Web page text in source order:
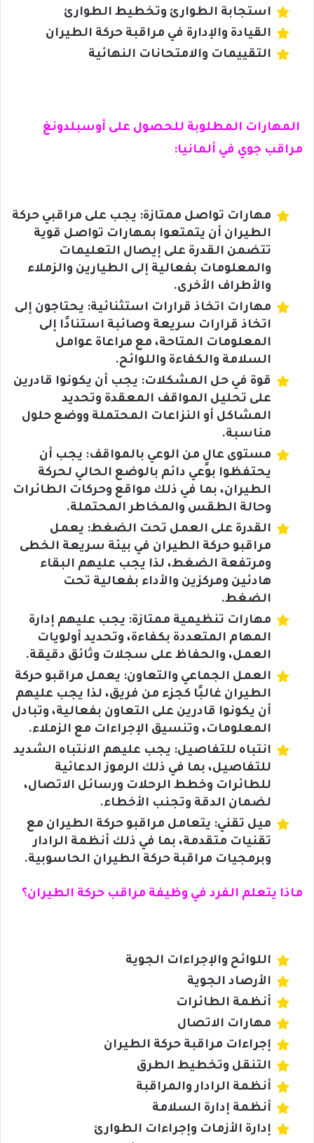
استجابة الطوارئ وتخطيط الطوارئ
القيادة والإدارة في مراقبة حركة الطيران
التقييمات والامتحانات النهائية
المهارات المطلوبة للحصول على أوسبلدونغ
مراقب جوي في ألمانيا:
مهارات تواصل ممتازة: يجب على مراقبي حركة
الطيران أن يتمتعوا بمهارات تواصل قوية
تتضمن القدرة على إيصال التعليمات
والمعلومات بفعالية إلى الطيارين والزملاء
والأطراف الأخرى.
مهارات اتخاذ قرارات استثنائية: يحتاجون إلى
اتخاذ قرارات سريعة وصائبة استنادًا إلى
المعلومات المتاحة، مع مراعاة عوامل
السلامة والكفاءة واللوائح.
قوة في حل المشكلات: يجب أن يكونوا قادرين
على تحليل المواقف المعقدة وتحديد
المشاكل أو النزاعات المحتملة ووضع حلول
مناسبة.
مستوى عالٍ من الوعي بالمواقف: يجب أن
يحتفظوا بوعي دائم بالوضع الحالي لحركة
الطيران، بما في ذلك مواقع وحركات الطائرات
وحالة الطقس والمخاطر المحتملة.
القدرة على العمل تحت الضغط: يعمل
مراقبو حركة الطيران في بيئة سريعة الخطى
ومرتفعة الضغط، لذا يجب عليهم البقاء
هادئين ومركزين والأداء بفعالية تحت
الضغط.
مهارات تنظيمية ممتازة: يجب عليهم إدارة
المهام المتعددة بكفاءة، وتحديد أولويات
العمل، والحفاظ على سجلات وثائق دقيقة.
العمل الجماعي والتعاون: يعمل مراقبو حركة
الطيران غالبًا كجزء من فريق، لذا يجب عليهم
أن يكونوا قادرين على التعاون بفعالية، وتبادل
المعلومات، وتنسيق الإجراءات مع الزملاء.
انتباه للتفاصيل: يجب عليهم الانتباه الشديد
للتفاصيل، بما في ذلك الرموز الدعائية
للطائرات وخطط الرحلات ورسائل الاتصال،
لضمان الدقة وتجنب الأخطاء.
ميل تقني: يتعامل مراقبو حركة الطيران مع
تقنيات متقدمة، بما في ذلك أنظمة الرادار
وبرمجيات مراقبة حركة الطيران الحاسوبية.
ماذا يتعلم الفرد في وظيفة مراقب حركة الطيران؟
اللوائح والإجراءات الجوية
الأرصاد الجوية
أنظمة الطائرات
مهارات الاتصال
إجراءات مراقبة حركة الطيران
التنقل وتخطيط الطرق
أنظمة الرادار والمراقبة
أنظمة إدارة السلامة
إدارة الأزمات وإجراءات الطوارئ